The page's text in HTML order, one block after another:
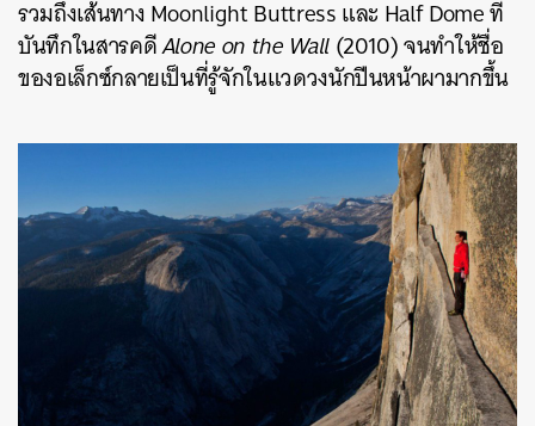
รวมถึงเส้นทาง Moonlight Buttress และ Half Dome ที่
บันทึกในสารคดีAlone on the Wall(2010) จนทำให้ชื่อ
ของอเล็กซ์กลายเป็นที่รู้จักในแวดวงนักปีนหน้าผามากขึ้น